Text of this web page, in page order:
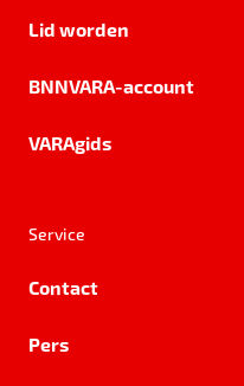
Lid worden
BNNVARA-account
VARAgids
Service
Contact
Pers